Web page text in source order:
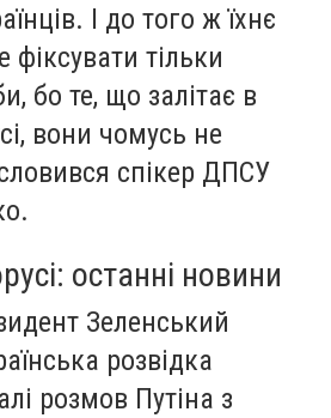
І до того ж їхнє
тільки
бо те, що залітає в
вони чомусь не
спікер ДПСУ
останні новини
Зеленський
розвідка
розмов Путіна з